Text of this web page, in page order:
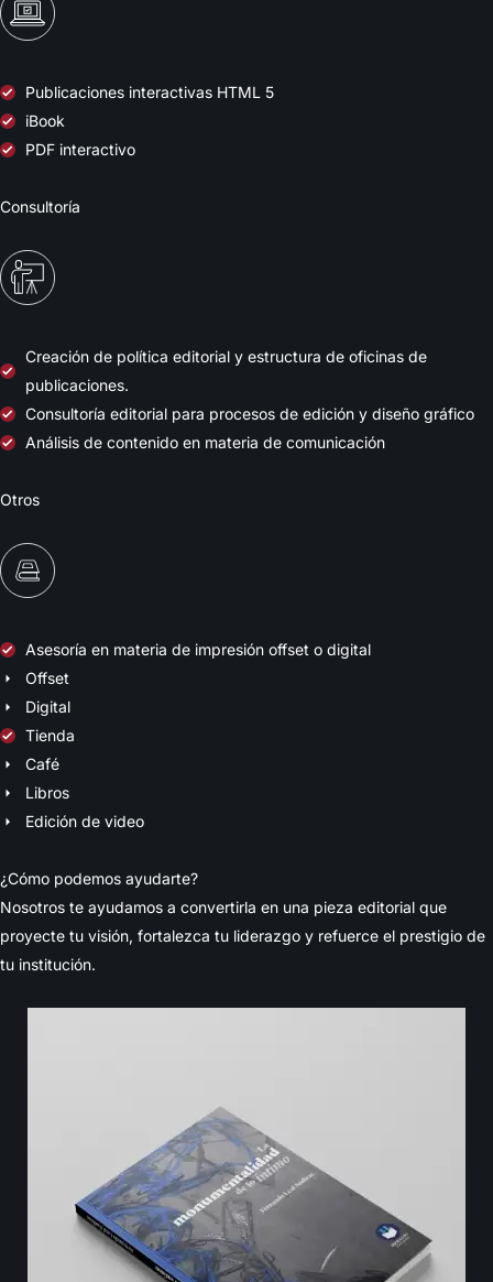
Publicaciones interactivas HTML 5
iBook
PDF interactivo
Consultoría
Creación de política editorial y estructura de oficinas de
publicaciones.
Consultoría editorial para procesos de edición y diseño gráfico
Análisis de contenido en materia de comunicación
Otros
Asesoría en materia de impresión offset o digital
Offset
Digital
Tienda
Café
Libros
Edición de video
¿Cómo podemos ayudarte?
Nosotros te ayudamos a convertirla en una pieza editorial que
proyecte tu visión, fortalezca tu liderazgo y refuerce el prestigio de
tu institución.